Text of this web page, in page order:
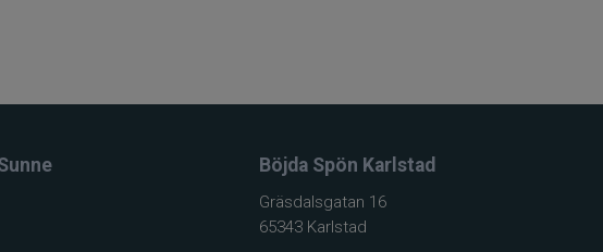
Böjda Spön Karlstad
Gräsdalsgatan 16
65343 Karlstad